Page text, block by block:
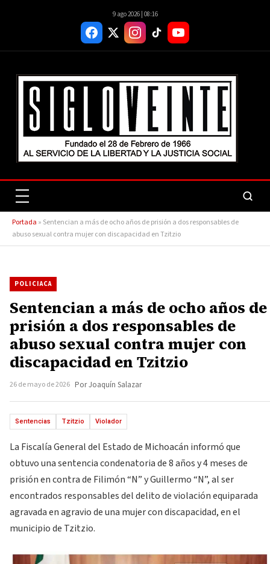
9 ago 2026 | 08:16
Portada » Sentencian a más de ocho años de prisión a dos responsables de
abuso sexual contra mujer con discapacidad en Tzitzio
POLICIACA
Sentencian a más de ocho años de
prisión a dos responsables de
abuso sexual contra mujer con
discapacidad en Tzitzio
26 de mayo de 2026 Por Joaquín Salazar
Sentencias Tzitzio Violador
La Fiscalía General del Estado de Michoacán informó que
obtuvo una sentencia condenatoria de 8 años y 4 meses de
prisión en contra de Filimón “N” y Guillermo “N”, al ser
encontrados responsables del delito de violación equiparada
agravada en agravio de una mujer con discapacidad, en el
municipio de Tzitzio.